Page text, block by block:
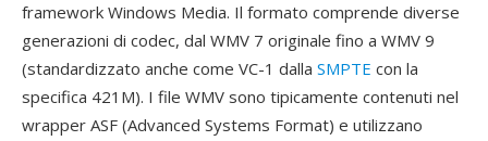
framework Windows Media. Il formato comprende diverse
generazioni di codec, dal WMV 7 originale fino a WMV 9
(standardizzato anche come VC-1 dalla SMPTE con la
specifica 421M). I file WMV sono tipicamente contenuti nel
wrapper ASF (Advanced Systems Format) e utilizzano